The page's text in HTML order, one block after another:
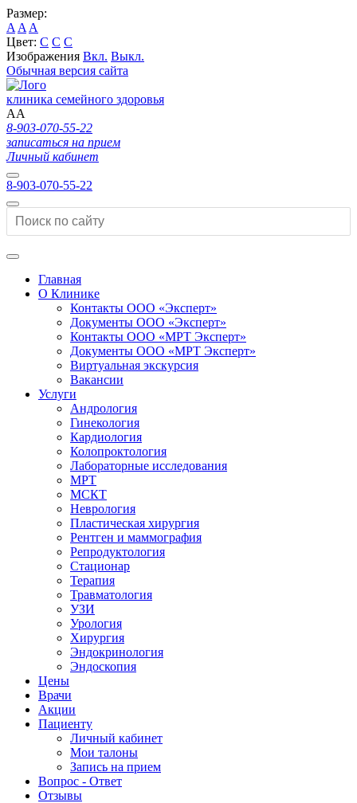
Размер:
A A A
Цвет: C C C
Изображения Вкл. Выкл.
Обычная версия сайта
клиника семейного здоровья
AA
8-903-070-55-22
записаться на прием
Личный кабинет
8-903-070-55-22
Главная
О Клинике
Контакты ООО «Эксперт»
Документы ООО «Эксперт»
Контакты ООО «МРТ Эксперт»
Документы ООО «МРТ Эксперт»
Виртуальная экскурсия
Вакансии
Услуги
Андрология
Гинекология
Кардиология
Колопроктология
Лабораторные исследования
МРТ
МСКТ
Неврология
Пластическая хирургия
Рентген и маммография
Репродуктология
Стационар
Терапия
Травматология
УЗИ
Урология
Хирургия
Эндокринология
Эндоскопия
Цены
Врачи
Акции
Пациенту
Личный кабинет
Мои талоны
Запись на прием
Вопрос - Ответ
Отзывы